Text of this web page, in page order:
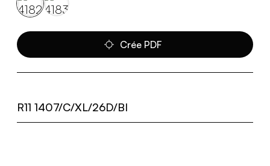
Crée PDF
R11 1407/C/XL/26D/BI